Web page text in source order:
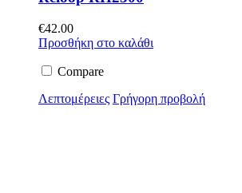
€42.00
Προσθήκη στο καλάθι
Compare
Λεπτομέρειες Γρήγορη προβολή